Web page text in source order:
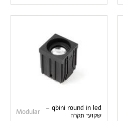
qbini round in led –
שקועי תקרה
Modular